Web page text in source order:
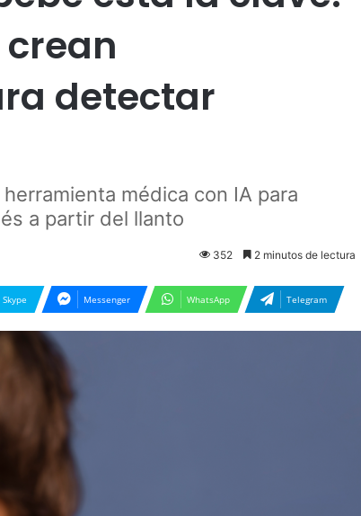
detectar
médica con IA para
a partir del llanto
352 2 minutos de lectura
Skype Messenger WhatsApp Telegram